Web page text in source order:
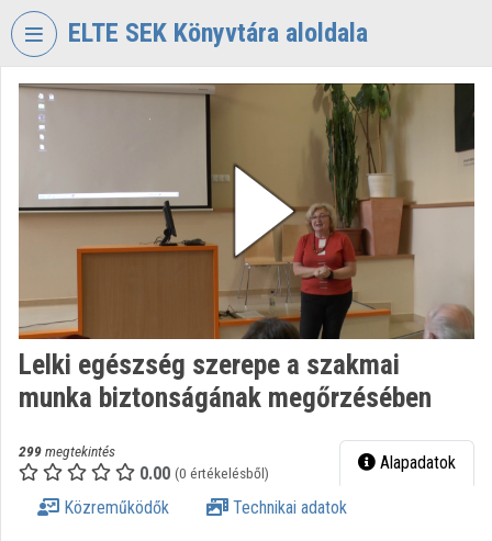
Fejléc kihagyása
ELTE SEK Könyvtára aloldala
VIDEOTORIUM
SAVARIA
Intézményi kezdőlap
Bejelentkezés
Kategóriák
Intézményi listák
Lelki egészség szerepe a szakmai
munka biztonságának megőrzésében
299megtekintés
0.00 (0 értékelésből) Alapadatok
Közreműködők Technikai adatok